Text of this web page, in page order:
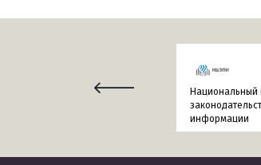
Национальный
информации